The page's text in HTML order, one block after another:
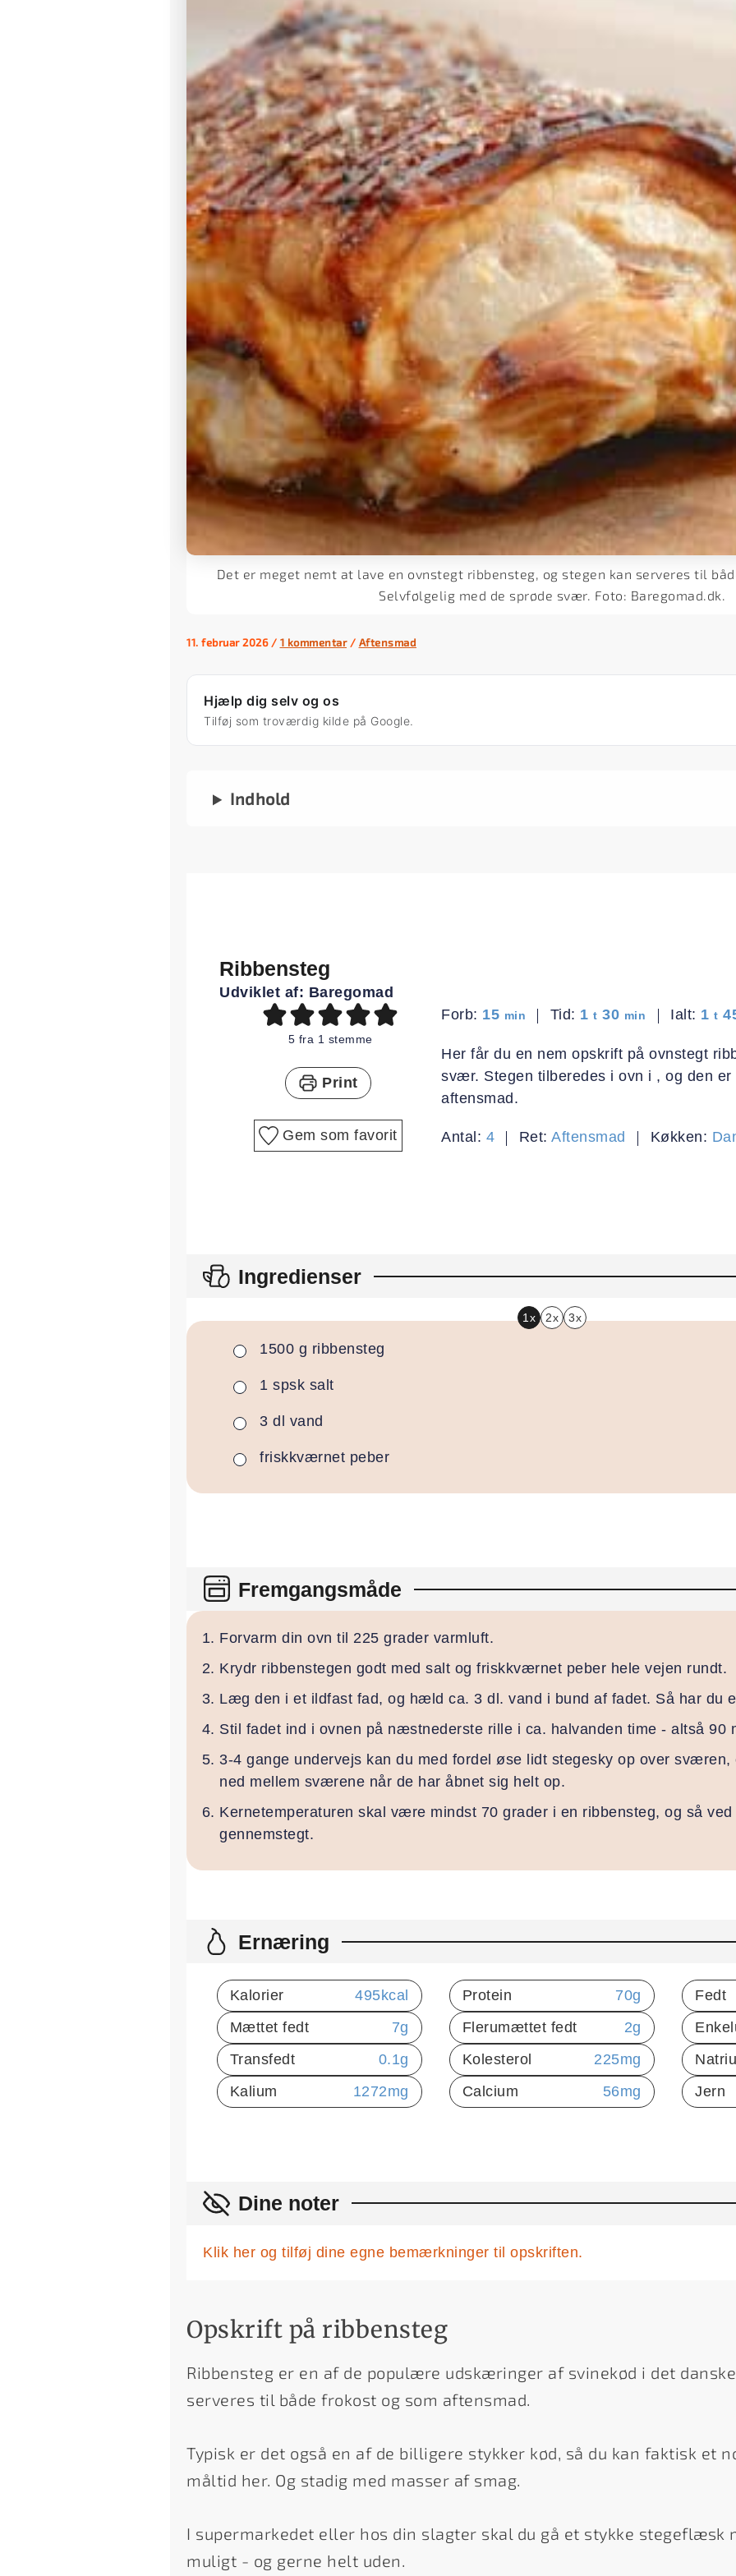
Det er meget nemt at lave en ovnstegt ribbensteg, og stegen kan serveres til
Selvfølgelig med de sprøde svær. Foto: Baregomad.dk.
11. februar 2026/ 1 kommentar / Aftensmad
Hjælp dig selv og os
Tilføj som troværdig kilde på Google.
Indhold
Ribbensteg
Udviklet af: Baregomad
5 fra 1 stemme
Print
Gem som favorit
Forb: 15minutter
min Tid: 1time
t 30minutter
min Ialt: 1 t
Her får du en nem opskrift på ovnstegt
svær. Stegen tilberedes i ovn i , og den
aftensmad.
Antal: 4 Ret:Aftensmad Køkken:
Ingredienser
1x 2x 3x
▢1500 g ribbensteg
▢1 spsk salt
▢
3 dl vand
▢
friskkværnet peber
Fremgangsmåde
Forvarm din ovn til 225 grader varmluft.
Krydr ribbenstegen godt med salt og friskkværnet peber hele vejen rundt.
Læg den i et ildfast fad, og hæld ca. 3 dl. vand i bund af fadet. Så har du
Stil fadet ind i ovnen på næstnederste rille i ca. halvanden time - altså 90
3-4 gange undervejs kan du med fordel øse lidt stegesky op over
ned mellem sværene når de har åbnet sig helt op.
Kernetemperaturen skal være mindst 70 grader i en ribbensteg, og så
gennemstegt.
Ernæring
Kalorier 495kcal Protein 70g
Fedt
Mættet fedt
7g Flerumættet fedt 2g
Transfedt
0.1g Kolesterol 225mg
Kalium
1272mg Calcium 56mg Jern
Dine noter
Klik her og tilføj dine egne bemærkninger til opskriften.
Opskrift på ribbensteg
Ribbensteg er en af de populære udskæringer af svinekød i det
serveres til både frokost og som aftensmad.
Typisk er det også en af de billigere stykker kød, så du kan faktisk et
måltid her. Og stadig med masser af smag.
I supermarkedet eller hos din slagter skal du gå et stykke stegeflæsk
muligt - og gerne helt uden.